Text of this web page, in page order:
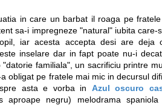
in care un barbat il roaga pe
sa-i impregneze "natural" iubita care-
iar acesta accepta desi are deja
inselare dar in fapt poate nu-i
"datorie familiala", un sacrificiu printre
obligat pe fratele mai mic in decursul
asta e vorba in Azul oscuro
aproape negru) melodrama